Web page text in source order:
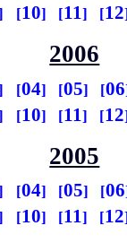
10 11 12
2006
04 05
06
10 11 12
2005
04 05
06
10 11 12